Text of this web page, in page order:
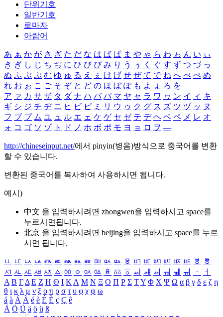
단위기호
일반기호
로마자
아랍어
あ ぁ か が さ ざ た だ な は ば ぱ ま や ゃ ら わ ゎ ん い ぃ
き ぎ し じ ち ぢ に ひ び ぴ み り う ぅ く ぐ す ず つ づ っ
ぬ ふ ぶ ぷ む ゆ ゅ る え ぇ け げ せ ぜ て で ね へ べ ぺ め
れ お ぉ こ ご そ ぞ と ど の ほ ぼ ぽ も よ ょ ろ を
ア ァ カ サ ザ タ ダ ナ ハ バ パ マ ヤ ャ ラ ワ ヮ ン イ ィ キ
ギ シ ジ チ ヂ ニ ヒ ビ ピ ミ リ ウ ゥ ク グ ス ズ ツ ヅ ッ ヌ
フ ブ プ ム ユ ュ ル エ ェ ケ ゲ セ ゼ テ デ ヘ ベ ペ メ レ オ
ォ コ ゴ ソ ゾ ト ド ノ ホ ボ ポ モ ヨ ョ ロ ヲ ―
http://chineseinput.net/에서 pinyin(병음)방식으로 중국어를 변환
할 수 있습니다.
변환된 중국어를 복사하여 사용하시면 됩니다.
예시)
中文 을 입력하시려면 zhongwen을 입력하시고 space를
누르시면됩니다.
北京 을 입력하시려면 beijing을 입력하시고 space를 누르
시면 됩니다.
ㅥ ㅦ ㅧ ㅨ ㅩ ㅪ ㅫ ㅬ ㅭ ㅮ ㅯ ㅰ ㅱ ㅲ ㅳ ㅴ ㅵ ㅶ ㅷ ㅸ
ㅹ
ㅺ ㅻ ㅼ ㅽ ㅾ ㅿ ㆀ ㆁ ㆂ ㆃ ㆄ ㆅ ㆆ ㆇ ㆈ ㆉ ㆊ ㆋ ㆌ ㆍ
ㆎ
Α Β ΓΔ Ε Ζ Η Θ Ι ΚΛ Μ Ν Ξ Ο Π Ρ Σ ΤΥ Φ Χ Ψ Ω α β γ δ ε ζ η
θ ι κ λ μ ν ξ ο π ρ σ τ υ φ χ ψ ω
á à Á À é è É È ç Ç ê
Ä Ö Ü ä ö ü ß